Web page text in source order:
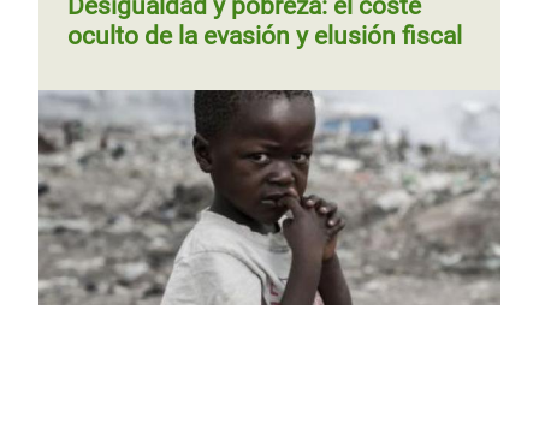
Paginación
Página
anterior
Página 3 Siguiente
página
››
Paginación
Página
anterior
Página 3
Desigualdad y pobreza: el coste
oculto de la evasión y elusión fiscal